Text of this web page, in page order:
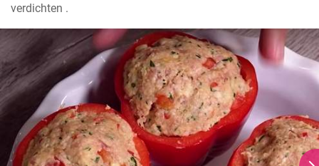
verdichten .